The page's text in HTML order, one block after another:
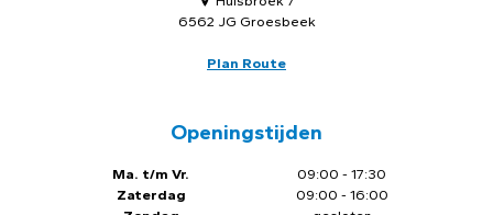
6562 JG Groesbeek
Plan Route
Openingstijden
Ma. t/m Vr.
Zaterdag
09:00 - 17:30
09:00 - 16:00